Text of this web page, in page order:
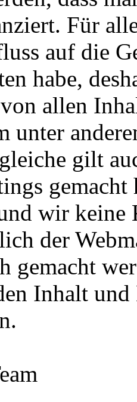
Für
auf die
habe,
allen
unter
gilt
wir
der
gemacht
Inhalt